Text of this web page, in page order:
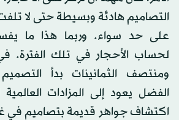
التصاميم هادئة وبسيطة حتى لا تلفت
على حد سواء. وربما هذا ما
لحساب الأحجار في تلك الفترة.
ومنتصف الثمانينات بدأ
الفضل يعود إلى المزادات
اكتشاف جواهر قديمة بتصاميم في